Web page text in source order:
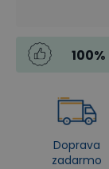
100%
Doprava
zadarmo